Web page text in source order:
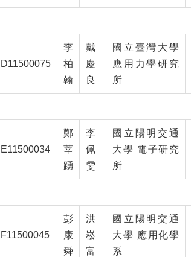
D11500075
李
柏
翰
戴
慶
良
國立臺灣大學
應用力學研究
所
E11500034
鄭
莘
踴
李
佩
雯
國立陽明交通
大學 電子研究
所
F11500045
彭
康
舜
洪
崧
富
國立陽明交通
大學 應用化學
系